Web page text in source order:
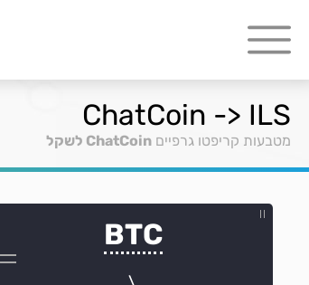
ChatCoin -> ILS
מטבעות קריפטו גרפיים ChatCoin לשקל